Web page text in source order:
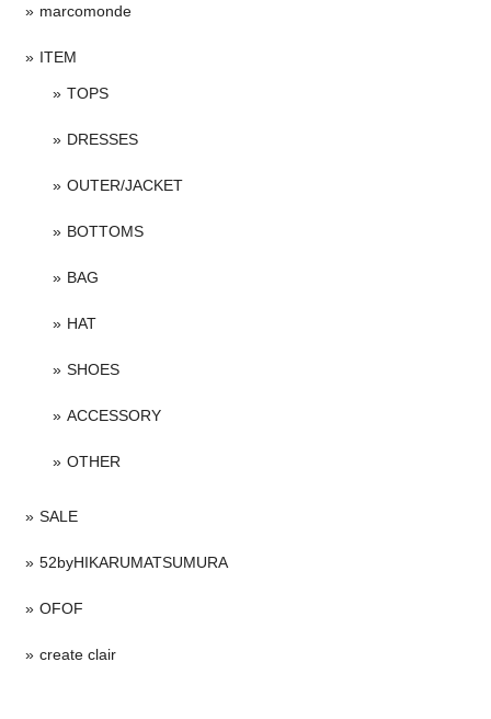
marcomonde
ITEM
TOPS
DRESSES
OUTER/JACKET
BOTTOMS
BAG
HAT
SHOES
ACCESSORY
OTHER
SALE
52byHIKARUMATSUMURA
OFOF
create clair